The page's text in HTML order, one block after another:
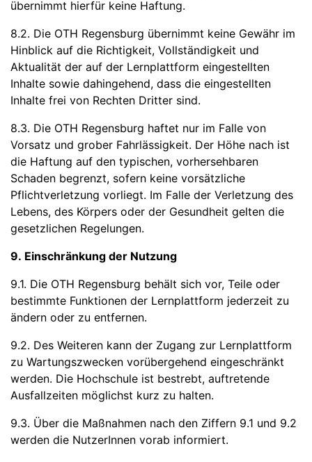
übernimmt hierfür keine Haftung.
8.2. Die OTH Regensburg übernimmt keine Gewähr im
Hinblick auf die Richtigkeit, Vollständigkeit und
Aktualität der auf der Lernplattform eingestellten
Inhalte sowie dahingehend, dass die eingestellten
Inhalte frei von Rechten Dritter sind.
8.3. Die OTH Regensburg haftet nur im Falle von
Vorsatz und grober Fahrlässigkeit. Der Höhe nach ist
die Haftung auf den typischen, vorhersehbaren
Schaden begrenzt, sofern keine vorsätzliche
Pflichtverletzung vorliegt. Im Falle der Verletzung des
Lebens, des Körpers oder der Gesundheit gelten die
gesetzlichen Regelungen.
9. Einschränkung der Nutzung
9.1. Die OTH Regensburg behält sich vor, Teile oder
bestimmte Funktionen der Lernplattform jederzeit zu
ändern oder zu entfernen.
9.2. Des Weiteren kann der Zugang zur Lernplattform
zu Wartungszwecken vorübergehend eingeschränkt
werden. Die Hochschule ist bestrebt, auftretende
Ausfallzeiten möglichst kurz zu halten.
9.3. Über die Maßnahmen nach den Ziffern 9.1 und 9.2
werden die NutzerInnen vorab informiert.